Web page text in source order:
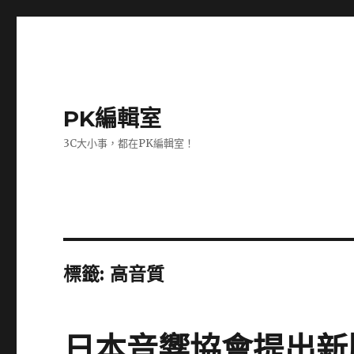
PK編輯室
3C大小事，都在PK編輯室！
標籤: 高音質